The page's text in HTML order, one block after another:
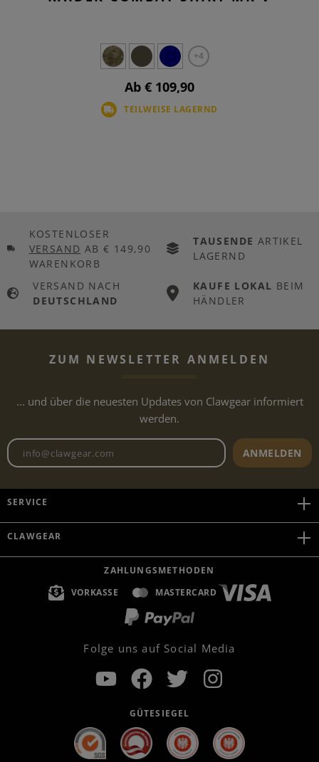
+4
Ab € 109,90
TEILWEISE LAGERND
KOSTENLOSER
VERSAND AB € 149,90
WARENKORB
TAUSENDE ARTIKEL
LAGERND
VERSAND NACH
DEUTSCHLAND
KAUFE LOKAL BEIM
HÄNDLER
ZUM NEWSLETTER ANMELDEN
... und über die neuesten Updates von Clawgear informiert
werden.
Newsletter E-Mail-Adresse
ANMELDEN
SERVICE
CLAWGEAR
ZAHLUNGSMETHODEN
VORKASSE
MASTERCARD
Folge uns auf Social Media
GÜTESIEGEL